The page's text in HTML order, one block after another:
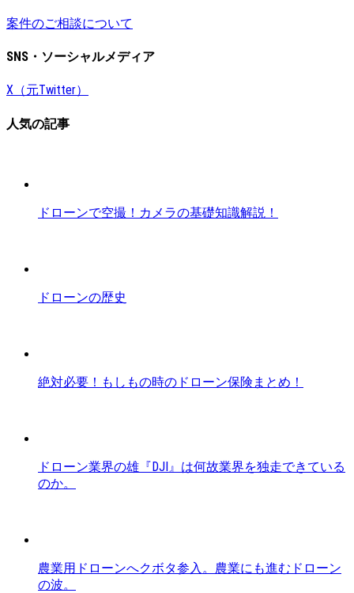
案件のご相談について
SNS・ソーシャルメディア
X（元Twitter）
人気の記事
ドローンで空撮！カメラの基礎知識解説！
ドローンの歴史
絶対必要！もしもの時のドローン保険まとめ！
ドローン業界の雄『DJI』は何故業界を独走できている
のか。
農業用ドローンへクボタ参入。農業にも進むドローン
の波。